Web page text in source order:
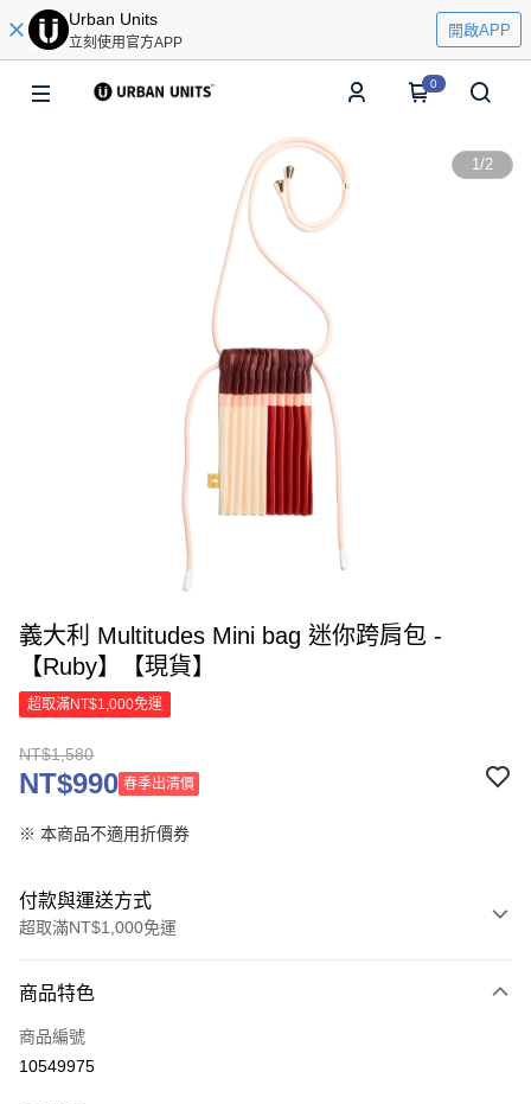
Urban Units
立刻使用官方APP
開啟APP
0
1/2
義大利 Multitudes Mini bag 迷你跨肩包 -
【Ruby】【現貨】
超取滿NT$1,000免運
NT$1,580
NT$990 春季出清價
※ 本商品不適用折價券
付款與運送方式
超取滿NT$1,000免運
信用卡一次付款
信用卡分期付款
商品特色
商品編號
10549975